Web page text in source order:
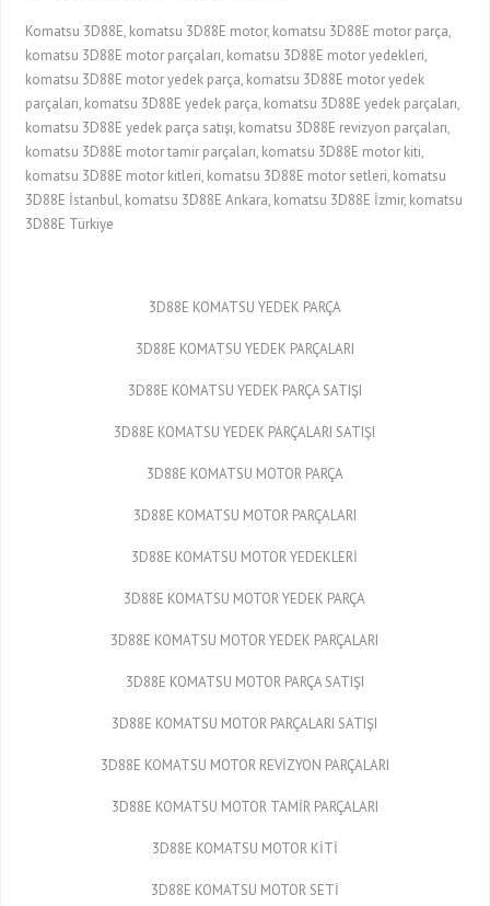
Komatsu 3D88E, komatsu 3D88E motor, komatsu 3D88E motor parça,
komatsu 3D88E motor parçaları, komatsu 3D88E motor yedekleri,
komatsu 3D88E motor yedek parça, komatsu 3D88E motor yedek
parçaları, komatsu 3D88E yedek parça, komatsu 3D88E yedek parçaları,
komatsu 3D88E yedek parça satışı, komatsu 3D88E revizyon parçaları,
komatsu 3D88E motor tamir parçaları, komatsu 3D88E motor kiti,
komatsu 3D88E motor kitleri, komatsu 3D88E motor setleri, komatsu
3D88E İstanbul, komatsu 3D88E Ankara, komatsu 3D88E İzmir, komatsu
3D88E Türkiye
3D88E KOMATSU YEDEK PARÇA
3D88E KOMATSU YEDEK PARÇALARI
3D88E KOMATSU YEDEK PARÇA SATIŞI
3D88E KOMATSU YEDEK PARÇALARI SATIŞI
3D88E KOMATSU MOTOR PARÇA
3D88E KOMATSU MOTOR PARÇALARI
3D88E KOMATSU MOTOR YEDEKLERİ
3D88E KOMATSU MOTOR YEDEK PARÇA
3D88E KOMATSU MOTOR YEDEK PARÇALARI
3D88E KOMATSU MOTOR PARÇA SATIŞI
3D88E KOMATSU MOTOR PARÇALARI SATIŞI
3D88E KOMATSU MOTOR REVİZYON PARÇALARI
3D88E KOMATSU MOTOR TAMİR PARÇALARI
3D88E KOMATSU MOTOR KİTİ
3D88E KOMATSU MOTOR SETİ